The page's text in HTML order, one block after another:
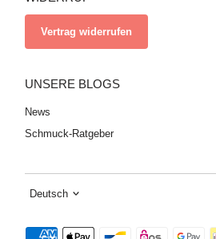
Vertrag widerrufen
UNSERE BLOGS
News
Schmuck-Ratgeber
Deutsch